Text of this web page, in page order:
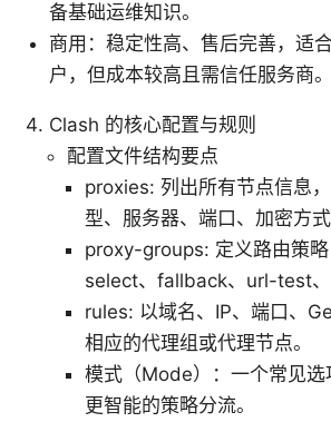
备基础运维知识。
商用：稳定性高、售后完善，适
户，但成本较高且需信任服务商。
Clash 的核心配置与规则
配置文件结构要点
proxies: 列出所有节点信息
型、服务器、端口、加密方式
proxy-groups: 定义路由策略
select、fallback、url-test
rules: 以域名、IP、端口、
相应的代理组或代理节点。
模式（Mode）：一个常见选
更智能的策略分流。